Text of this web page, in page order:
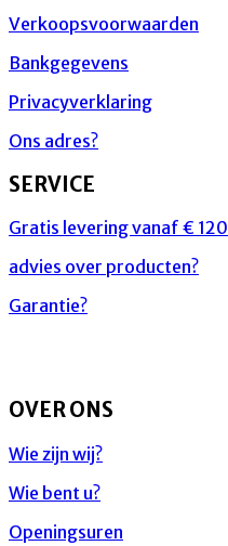
Verkoopsvoorwaarden
Bankgegevens
Privacyverklaring
Ons adres?
SERVICE
Gratis levering vanaf € 120
advies over producten?
Garantie?
OVER ONS
Wie zijn wij?
Wie bent u?
Openingsuren